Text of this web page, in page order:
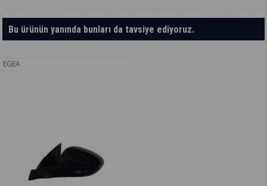
Bu ürünün yanında bunları da tavsiye ediyoruz.
EGEA